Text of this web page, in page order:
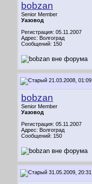
bobzan
Senior Member
Уазовод
Регистрация: 05.11.2007
Адрес: Волгоград
Сообщений: 150
21.03.2008, 01:09
bobzan
Senior Member
Уазовод
Регистрация: 05.11.2007
Адрес: Волгоград
Сообщений: 150
31.05.2009, 20:31